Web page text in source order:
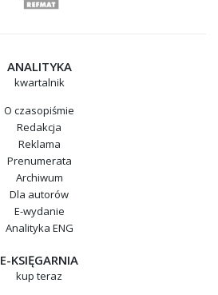
ANALITYKA
kwartalnik
O czasopiśmie
Redakcja
Reklama
Prenumerata
Archiwum
Dla autorów
E-wydanie
Analityka ENG
E-KSIĘGARNIA
kup teraz